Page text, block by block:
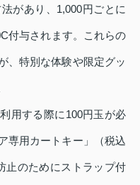
があり、1,000円ごとに
付与されます。これらの
、特別な体験や限定グッ
用する際に100円玉が必
専用カートキー」（税込
止のためにストラップ付